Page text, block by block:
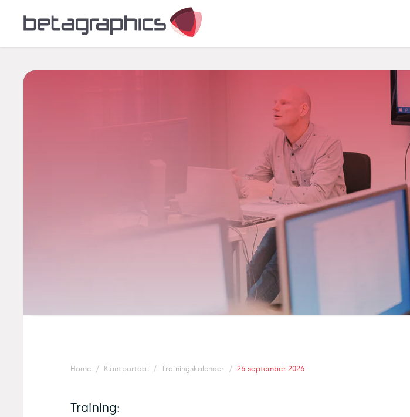
Home / Klantportaal / Trainingskalender / 26 september 2026
Training: